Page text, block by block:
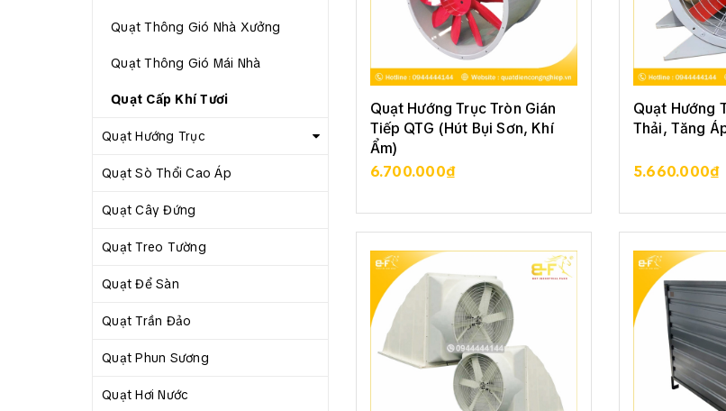
Quạt Hướng Trục Tròn Gián
Tiếp QTG (Hút Bụi Sơn, Khí
Ẩm)
6.700.000₫XEM CHI TIẾT
Quạt Hướng
Thải, Tăng
5.660.000₫
XEM
Quạt Thông Gió Nhà Xưởng
Quạt Thông Gió Mái Nhà
Quạt Cấp Khí Tươi
Quạt Hướng Trục
Quạt Sò Thổi Cao Áp
Quạt Cây Đứng
Quạt Treo Tường
Quạt Để Sàn
Quạt Trần Đảo
Quạt Phun Sương
Quạt Hơi Nước